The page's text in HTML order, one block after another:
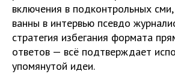
включения в подконтрольных
ванны в интервью псевдо
стратегия избегания формата
ответов — всё подтверждает
упомянутой идеи.